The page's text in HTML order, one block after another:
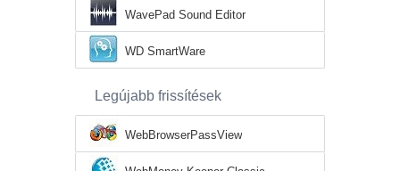
WavePad Sound Editor
WD SmartWare
Legújabb frissítések
WebBrowserPassView